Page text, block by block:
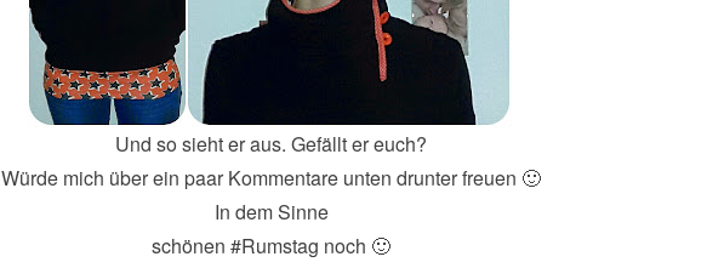
Und so sieht er aus. Gefällt er euch?
Würde mich über ein paar Kommentare unten drunter freuen 🙂
In dem Sinne
schönen #Rumstag noch 🙂